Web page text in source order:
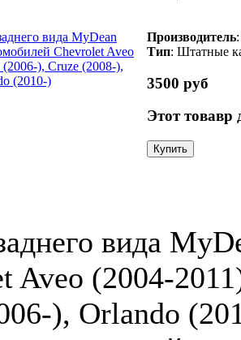
Производитель
Тип: Штатные
3500 руб
Этот товавр
вида
Aveo (2004-
), Orlando